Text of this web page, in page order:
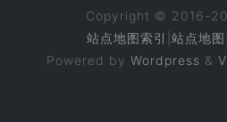
Copyright © 2016-
站点地图索引 站点地图
Powered by Wordpress &